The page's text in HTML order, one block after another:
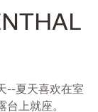
--夏天喜欢在室
上就座。